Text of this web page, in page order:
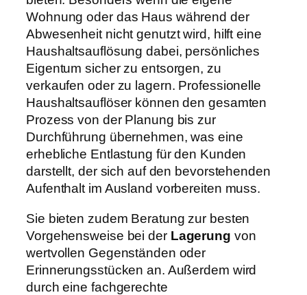
Wohnung oder das Haus während der
Abwesenheit nicht genutzt wird, hilft eine
Haushaltsauflösung dabei, persönliches
Eigentum sicher zu entsorgen, zu
verkaufen oder zu lagern. Professionelle
Haushaltsauflöser können den gesamten
Prozess von der Planung bis zur
Durchführung übernehmen, was eine
erhebliche Entlastung für den Kunden
darstellt, der sich auf den bevorstehenden
Aufenthalt im Ausland vorbereiten muss.
Sie bieten zudem Beratung zur besten
Vorgehensweise bei der Lagerung von
wertvollen Gegenständen oder
Erinnerungsstücken an. Außerdem wird
durch eine fachgerechte